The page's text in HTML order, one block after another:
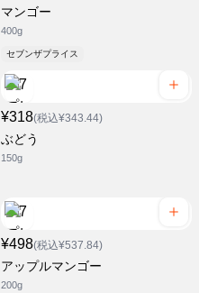
マンゴー
400g
セブンザプライス
¥318(税込¥343.44)
ぶどう
150g
¥498(税込¥537.84)
アップルマンゴー
200g